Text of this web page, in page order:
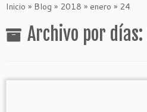
Inicio » Blog » 2018 » enero » 24
Archivo por días: